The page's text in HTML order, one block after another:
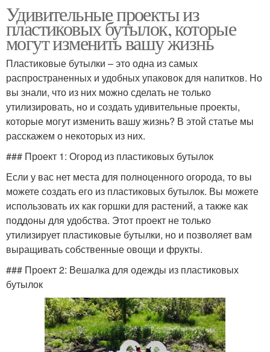
Удивительные проекты из
пластиковых бутылок, которые
могут изменить вашу жизнь
Пластиковые бутылки – это одна из самых
распространенных и удобных упаковок для напитков. Но
вы знали, что из них можно сделать не только
утилизировать, но и создать удивительные проекты,
которые могут изменить вашу жизнь? В этой статье мы
расскажем о некоторых из них.
### Проект 1: Огород из пластиковых бутылок
Если у вас нет места для полноценного огорода, то вы
можете создать его из пластиковых бутылок. Вы можете
использовать их как горшки для растений, а также как
поддоны для удобства. Этот проект не только
утилизирует пластиковые бутылки, но и позволяет вам
выращивать собственные овощи и фрукты.
### Проект 2: Вешалка для одежды из пластиковых
бутылок